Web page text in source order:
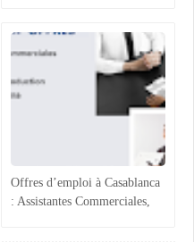
humaines et projets techniques
Offres d’emploi à Casablanca
: Assistantes Commerciales,